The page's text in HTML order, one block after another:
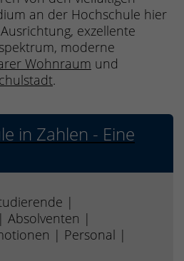
an der Hochschule hier
exzellente
moderne
Wohnraum und
.
in Zahlen - Eine
|
Absolventen |
| Personal |